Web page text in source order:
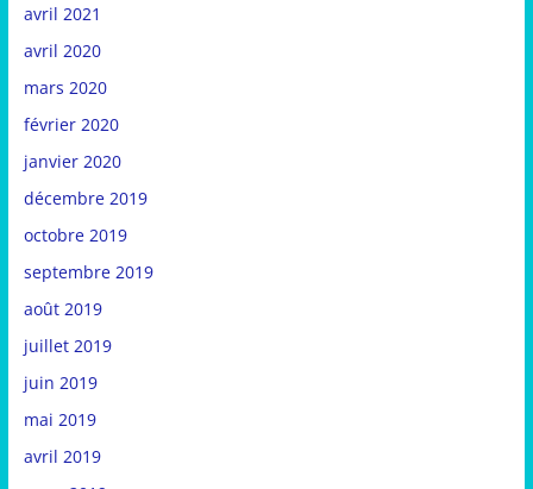
avril 2021
avril 2020
mars 2020
février 2020
janvier 2020
décembre 2019
octobre 2019
septembre 2019
août 2019
juillet 2019
juin 2019
mai 2019
avril 2019